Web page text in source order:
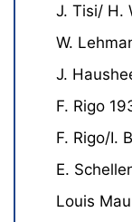
J. Tisi/ H.
W.
J.
F. Rigo
F. Rigo/I.
E.
Louis